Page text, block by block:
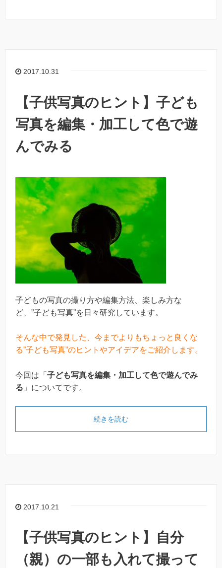
2017.10.31
【子供写真のヒント】子ども
写真を編集・加工して色で遊
んでみる
子どもの写真の撮り方や編集方法、楽しみ方な
ど、”子ども写真”を日々研究しています。
そんな中で発見した、今までよりもちょっと良くな
る”子ども写真”のヒントやアイデアをご紹介します。
今回は「 子ども写真を編集・加工して色で遊んでみ
る 」についてです。
続きを読む
2017.10.21
【子供写真のヒント】自分
（親）の一部も入れて撮って